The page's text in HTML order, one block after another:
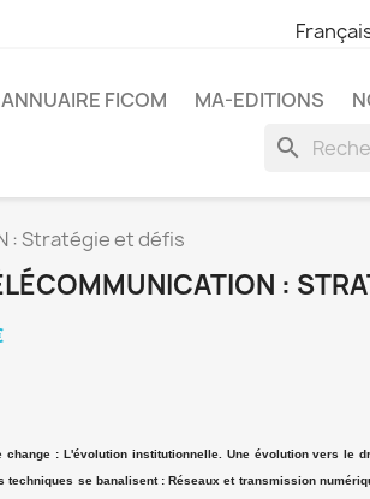
ANNUAIRE FICOM MA-EDITIONS
search
: Stratégie et défis
:
change : L'évolution institutionnelle. Une évolution vers le
techniques se banalisent : Réseaux et transmission